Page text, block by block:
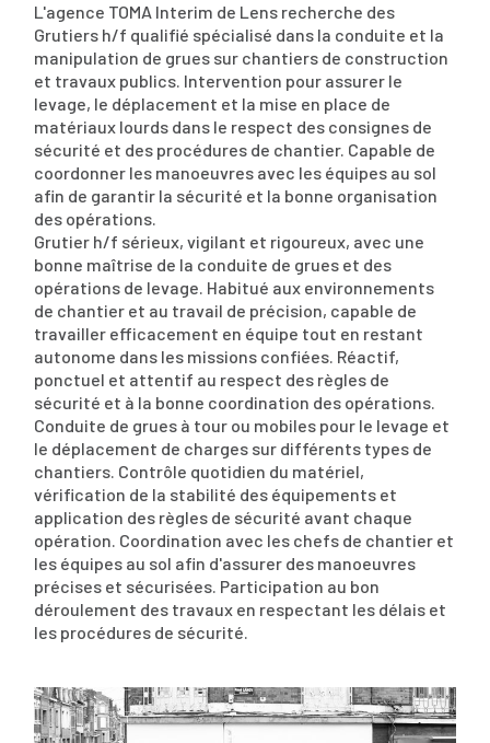
L'agence TOMA Interim de Lens recherche des
Grutiers h/f qualifié spécialisé dans la conduite et la
manipulation de grues sur chantiers de construction
et travaux publics. Intervention pour assurer le
levage, le déplacement et la mise en place de
matériaux lourds dans le respect des consignes de
sécurité et des procédures de chantier. Capable de
coordonner les manoeuvres avec les équipes au sol
afin de garantir la sécurité et la bonne organisation
des opérations.
Grutier h/f sérieux, vigilant et rigoureux, avec une
bonne maîtrise de la conduite de grues et des
opérations de levage. Habitué aux environnements
de chantier et au travail de précision, capable de
travailler efficacement en équipe tout en restant
autonome dans les missions confiées. Réactif,
ponctuel et attentif au respect des règles de
sécurité et à la bonne coordination des opérations.
Conduite de grues à tour ou mobiles pour le levage et
le déplacement de charges sur différents types de
chantiers. Contrôle quotidien du matériel,
vérification de la stabilité des équipements et
application des règles de sécurité avant chaque
opération. Coordination avec les chefs de chantier et
les équipes au sol afin d'assurer des manoeuvres
précises et sécurisées. Participation au bon
déroulement des travaux en respectant les délais et
les procédures de sécurité.